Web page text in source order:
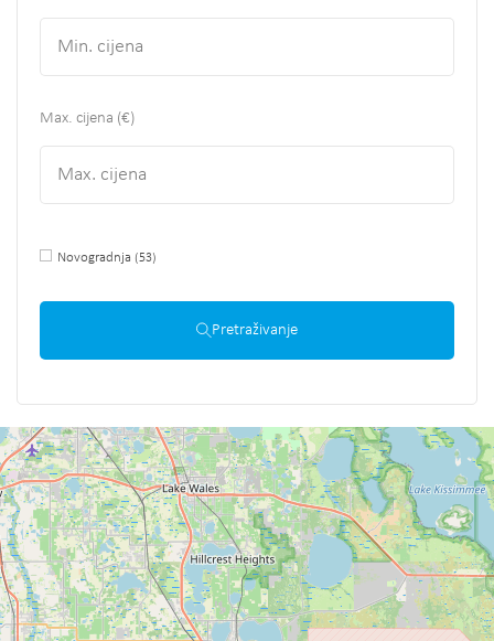
Max. cijena (€)
Novogradnja (53)
Pretraživanje